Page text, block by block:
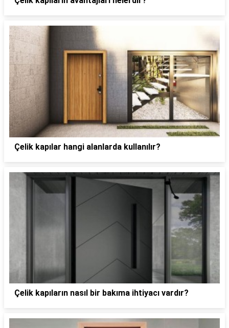
Çelik kapılar hangi alanlarda kullanılır?
Çelik kapıların nasıl bir bakıma ihtiyacı vardır?